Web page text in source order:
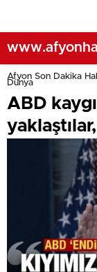
Afyon Son Dakika
Dünya
ABD